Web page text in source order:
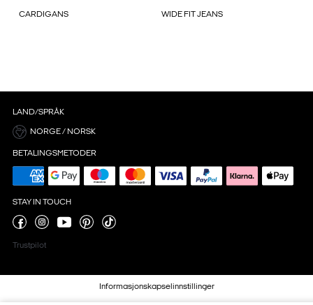
CARDIGANS WIDE FIT JEANS
LAND/SPRÅK
NORGE / NORSK
BETALINGSMETODER
STAY IN TOUCH
Trustpilot
Informasjonskapselinnstillinger